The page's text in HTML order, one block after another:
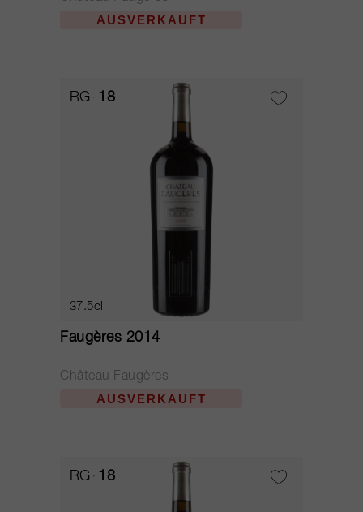
AUSVERKAUFT
RG 18
37.5cl
Faugères 2014
Château Faugères
AUSVERKAUFT
RG 18